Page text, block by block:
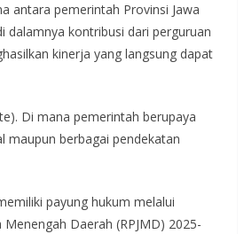
antara pemerintah Provinsi Jawa
kontribusi dari perguruan
kinerja yang langsung dapat
Di mana pemerintah berupaya
maupun berbagai pendekatan
payung hukum melalui
Daerah (RPJMD) 2025-